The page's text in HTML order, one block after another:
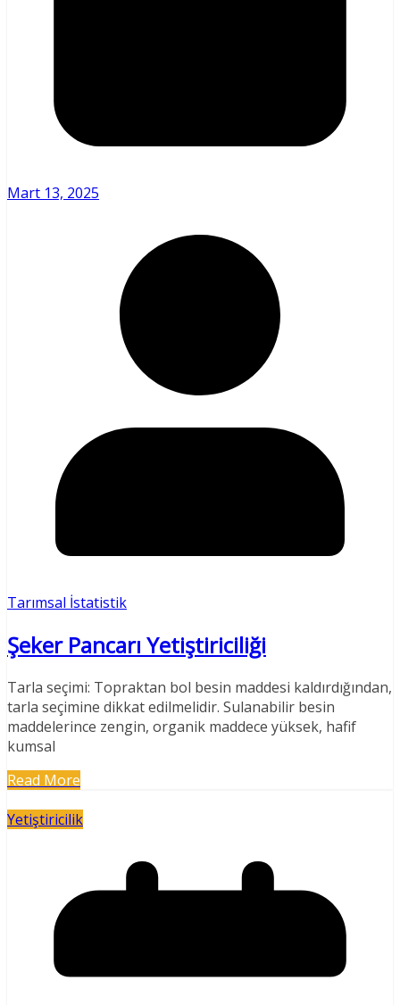
Mart 13, 2025
Tarımsal İstatistik
Şeker Pancarı Yetiştiriciliği
Tarla seçimi: Topraktan bol besin maddesi kaldırdığından,
tarla seçimine dikkat edilmelidir. Sulanabilir besin
maddelerince zengin, organik maddece yüksek, hafif
kumsal
Read More
Yetiştiricilik